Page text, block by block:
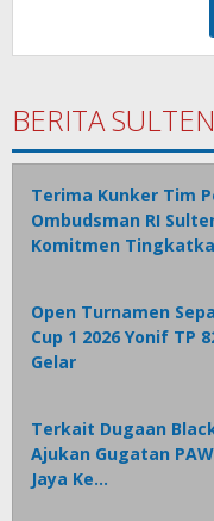
BERITA
Terima Kunker Tim
Ombudsman RI
Komitmen
Open Turnamen
Cup 1 2026 Yonif TP
Gelar
Terkait Dugaan
Ajukan Gugatan
Jaya Ke…